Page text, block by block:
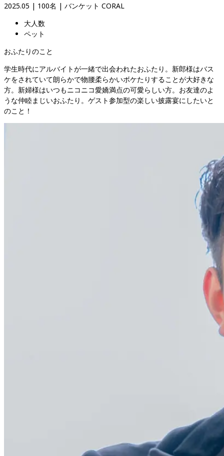
2025.05 | 100名 | バンケット CORAL
大人数
ペット
おふたりのこと
学生時代にアルバイトが一緒で出会われたおふたり。新郎様はバス
ケをされていて朗らかで物腰柔らかいボケたりすることが大好きな
方。新婦様はいつもニコニコ愛嬌満点の可愛らしい方。お友達のよ
うな仲睦まじいおふたり。ゲスト参加型の楽しい披露宴にしたいと
のこと！